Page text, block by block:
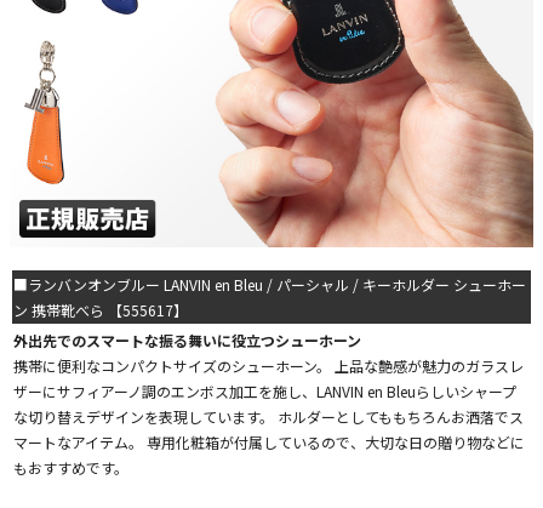
■ランバンオンブルー LANVIN en Bleu / パーシャル / キーホルダー シューホー
ン 携帯靴べら 【555617】
外出先でのスマートな振る舞いに役立つシューホーン
携帯に便利なコンパクトサイズのシューホーン。 上品な艶感が魅力のガラスレ
ザーにサフィアーノ調のエンボス加工を施し、LANVIN en Bleuらしいシャープ
な切り替えデザインを表現しています。 ホルダーとしてももちろんお洒落でス
マートなアイテム。 専用化粧箱が付属しているので、大切な日の贈り物などに
もおすすめです。